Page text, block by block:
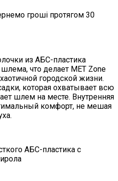
гроші протягом 30
из АБС-пластика
что делает MET Zone
городской жизни.
которая охватывает всю
шлем на месте. Внутренняя
комфорт, не мешая
АБС-пластика с